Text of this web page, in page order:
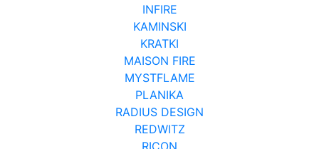
INFIRE
KAMINSKI
KRATKI
MAISON FIRE
MYSTFLAME
PLANIKA
RADIUS DESIGN
REDWITZ
RICON